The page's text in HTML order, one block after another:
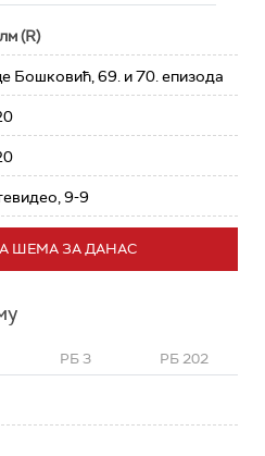
(R)
Бошковић, 69. и 70. епизода
9-9
ШЕМА ЗА ДАНАС
РБ 3 РБ 202